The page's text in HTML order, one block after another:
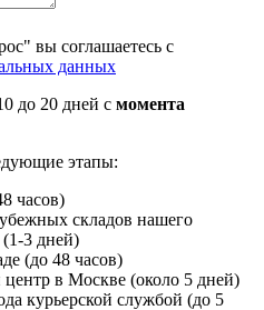
вы соглашаетесь с
данных
до 20 дней с момента
этапы:
часов)
складов нашего
(1-3 дней)
(до 48 часов)
в Москве (около 5 дней)
курьерской службой (до 5